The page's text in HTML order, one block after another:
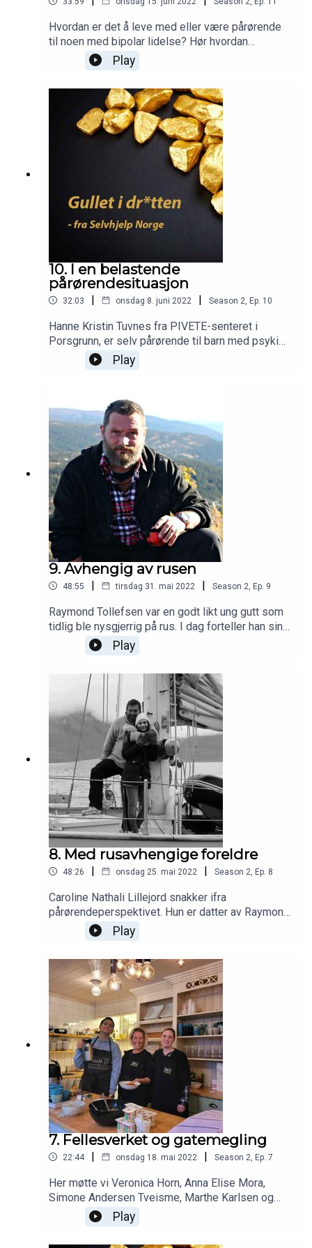
Hvordan er det å leve med eller være pårørende
til noen med bipolar lidelse? Hør hvordan
PIVETE-Senteret i Porsgrunn tar imot enkelt
mennesker og pårørende. Trine Olsen Tuvnes
en bipolar lidelse. Hun er også treffleder for
selvhjelpsgrupper. bipolarforeningen.nopivete.no
Play
10. I en belastende
pårørendesituasjon
32:03 | onsdag 8. juni 2022 | Season 2 Ep. 10
Hanne Kristin Tuvnes fra PIVETE-senteret i
Porsgrunn, er selv pårørende til barn med psykisk
utfordringer. Hun er brennende engasjert i
arbeide for de pårørende som står i belastende
Play
9. Avhengig av rusen
48:55 | tirsdag 31. mai 2022 | Season 2 Ep. 9
Raymond Tollefsen var en godt likt ung gutt som
tidlig ble nysgjerrig på rus. I dag forteller han sin
historie for oss. Se artikkelen om Raymond
Tollefsen her: https://selvhjelp.no/en-gammel-
Play
8. Med rusavhengige foreldre
48:26 | onsdag 25. mai 2022 | Season 2, Ep. 8
Caroline Nathali Lillejord snakker ifra
pårørendeperspektivet. Hun er datter av Raymond
Tollefsen, som nå er rusfri og sitter i styret i
Selvhjelp Norge.
Play
7. Fellesverket og gatemegling
22:44 | onsdag 18. mai 2022 | Season 2, Ep. 7
Her møtte vi Veronica Horn, Anna Elise Mora,
Simone Andersen Tveisme, Marthe Karlsen og
Abdullah Abdullahziz Se litt mer av hva Røde
Kors tilbyr her: https://www.youtube.com/watch?
v=DDHO6LEI7cI
Play